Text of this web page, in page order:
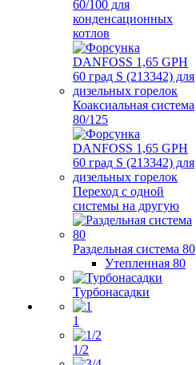
60/100 для
конденсационных
котлов
Коаксиальная система
80/125
Переход с одной
системы на другую
Раздельная система 80
Утепленная 80
Турбонасадки
1
1/2